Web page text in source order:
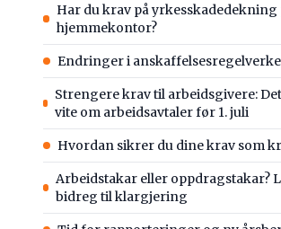
Har du krav på yrkesskadedekning
hjemmekontor?
Endringer i
Strengere krav til arbeidsgivere:
vite om arbeidsavtaler før 1. juli
Hvordan sikrer du dine krav som
Arbeidstakar eller oppdragstakar?
bidreg til klargjering